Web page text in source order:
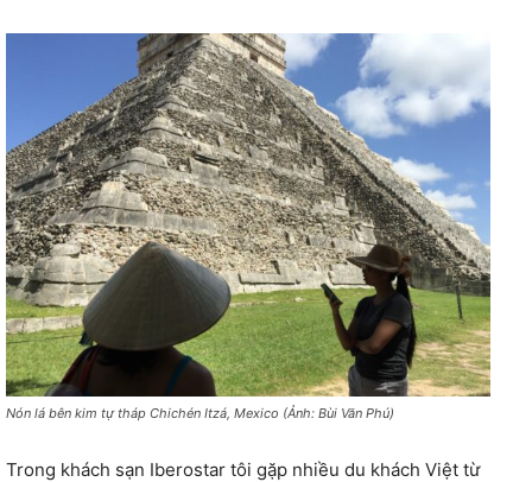
Nón lá bên kim tự tháp Chichén Itzá, Mexico (Ảnh: Bùi Văn Phú)
Trong khách sạn Iberostar tôi gặp nhiều du khách Việt từ